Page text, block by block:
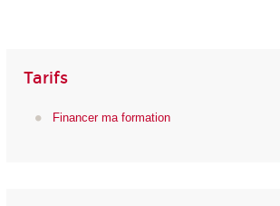
Tarifs
Financer ma formation